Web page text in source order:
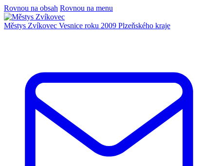
Rovnou na obsah Rovnou na menu
Městys Zvíkovec Vesnice roku 2009 Plzeňského kraje